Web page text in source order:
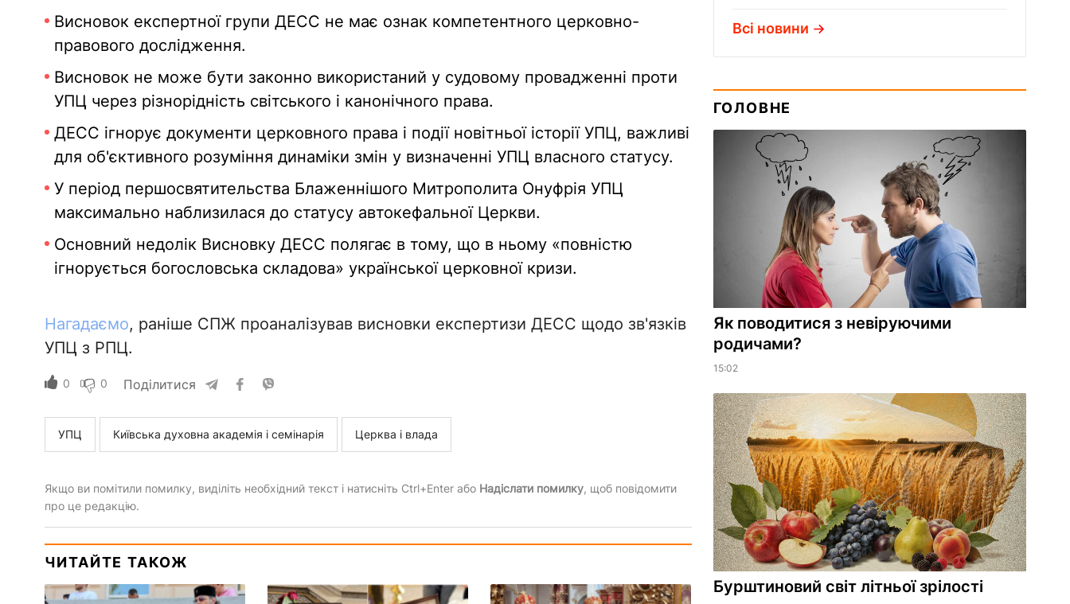
Висновок експертної групи ДЕСС не має ознак компетентного церковно-
правового дослідження.
Висновок не може бути законно використаний у судовому провадженні проти
УПЦ через різнорідність світського і канонічного права.
ДЕСС ігнорує документи церковного права і події новітньої історії УПЦ, важливі
для об'єктивного розуміння динаміки змін у визначенні УПЦ власного статусу.
У період першосвятительства Блаженнішого Митрополита Онуфрія УПЦ
максимально наблизилася до статусу автокефальної Церкви.
Основний недолік Висновку ДЕСС полягає в тому, що в ньому «повністю
ігнорується богословська складова» української церковної кризи.
Нагадаємо, раніше СПЖ проаналізував висновки експертизи ДЕСС щодо зв'язків
УПЦ з РПЦ.
0 0 Поділитися
УПЦ Київська духовна академія і семінарія Церква і влада
Якщо ви помітили помилку, виділіть необхідний текст і натисніть Ctrl+Enter або Надіслати помилку, щоб повідомити
про це редакцію.
ЧИТАЙТЕ ТАКОЖ
Всі новини
ГОЛОВНЕ
Як поводитися з невіруючими
родичами?
15:02
Бурштиновий світ літньої зрілості